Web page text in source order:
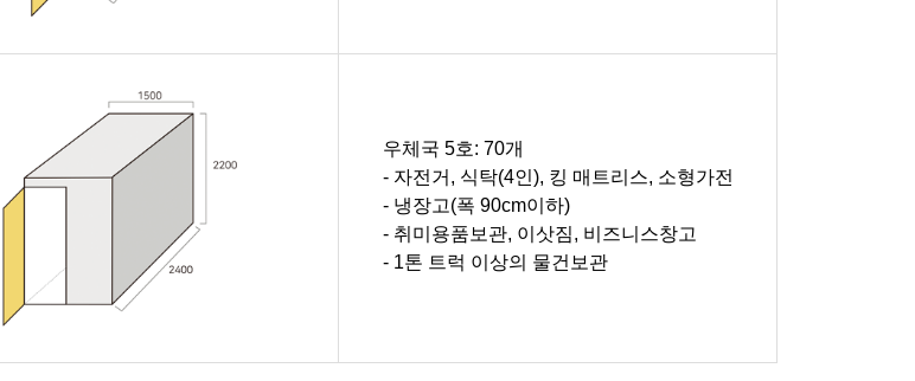
우체국 5호: 70개
- 자전거, 식탁(4인), 킹 매트리스, 소형가전
- 냉장고(폭 90cm이하)
- 취미용품보관, 이삿짐, 비즈니스창고
- 1톤 트럭 이상의 물건보관